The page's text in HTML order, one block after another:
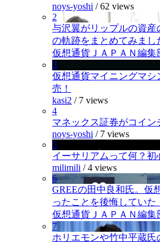
noys-yoshi /62 views
2
与沢翼がリップルの資
の軌跡をまとめてみまし
仮想通貨ＪＡＰＡＮ編集
3
仮想通貨マイニングマシ
売！
kasi2 / 7 views
4
マネックス証券がコイン
noys-yoshi / 7 views
5
イーサリアムって何？
milimili /4 views
6
GREEの田中良和氏。仮
ったことを後悔していた
仮想通貨ＪＡＰＡＮ編集
7
ホリエモンや竹中平蔵